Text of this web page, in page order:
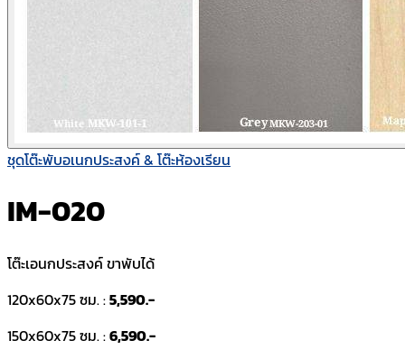
ชุดโต๊ะพับอเนกประสงค์ & โต๊ะห้องเรียน
IM-020
โต๊ะเอนกประสงค์ ขาพับได้
120x60x75 ซม. :5,590.-
150x60x75 ซม. :6,590.-